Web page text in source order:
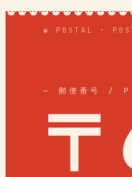
◉ POSTAL ·
— 郵便番号 /